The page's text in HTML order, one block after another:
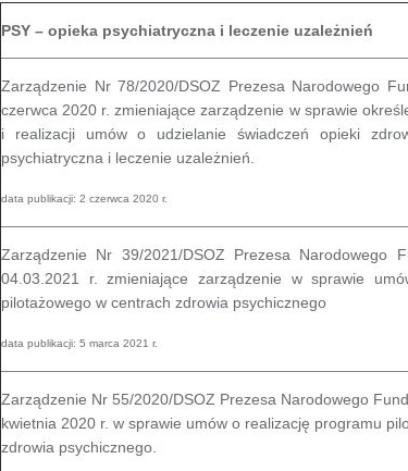
PSY – opieka psychiatryczna i leczenie uzależnień
Zarządzenie Nr 78/2020/DSOZ Prezesa Narodowego
czerwca 2020 r. zmieniające zarządzenie w sprawie
i realizacji umów o udzielanie świadczeń opieki
psychiatryczna i leczenie uzależnień.
data publikacji: 2 czerwca 2020 r.
Zarządzenie Nr 39/2021/DSOZ Prezesa Narodowego
04.03.2021 r. zmieniające zarządzenie w sprawie
pilotażowego w centrach zdrowia psychicznego
data publikacji: 5 marca 2021 r.
Zarządzenie Nr 55/2020/DSOZ Prezesa Narodowego
kwietnia 2020 r. w sprawie umów o realizację programu
zdrowia psychicznego.